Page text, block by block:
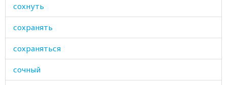
сохнуть
сохранять
сохраняться
сочный